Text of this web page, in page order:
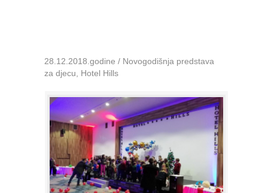
28.12.2018.godine / Novogodišnja predstava
za djecu, Hotel Hills